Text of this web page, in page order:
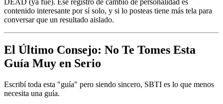
contenido interesante por sí solo, y si lo posteas tiene más tela para
conversar que un resultado aislado.
El Último Consejo: No Te Tomes Esta
Guía Muy en Serio
Escribí toda esta "guía" pero siendo sincero, SBTI es lo que menos
necesita una guía.